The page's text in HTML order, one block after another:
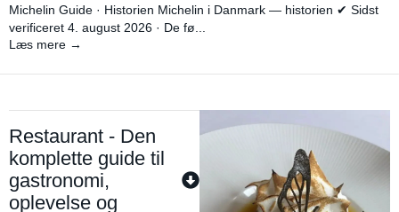
Michelin Guide · Historien Michelin i Danmark — historien ✔ Sidst
verificeret 4. august 2026 · De fø...
Læs mere →
Restaurant - Den
komplette guide til
gastronomi,
oplevelse og